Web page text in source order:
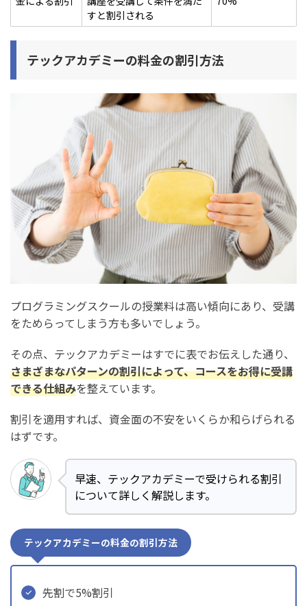
すと割引される
テックアカデミーの料金の割引方法
プログラミングスクールの授業料は高い傾向にあり、受講
をためらってしまう方も多いでしょう。
その点、テックアカデミーはすでに表でお伝えした通り、
さまざまなパターンの割引によって、コースをお得に受講
できる仕組みを整えています。
割引を適用すれば、資金面の不安をいくらか和らげられる
はずです。
早速、テックアカデミーで受けられる割引
について詳しく解説します。
テックアカデミーの料金の割引方法
先割で5%割引